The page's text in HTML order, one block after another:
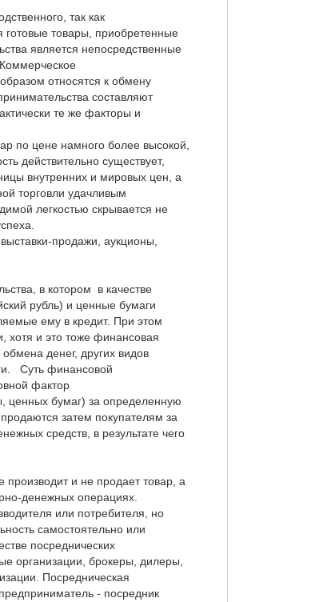
так как
готовые товары, приобретенные
является непосредственные
относятся к обмену
составляют
те же факторы и
по цене намного более высокой,
действительно существует,
внутренних и мировых цен, а
торговли удачливым
легкостью скрывается не
продажи, аукционы,
в котором в качестве
рубль) и ценные бумаги
ему в кредит. При этом
хотя и это тоже финансовая
денег, других видов
Суть финансовой
фактор
ценных бумаг) за определенную
затем покупателям за
средств, в результате чего
и не продает товар, а
денежных операциях.
или потребителя, но
самостоятельно или
посреднических
организации, брокеры, дилеры,
Посредническая
- посредник